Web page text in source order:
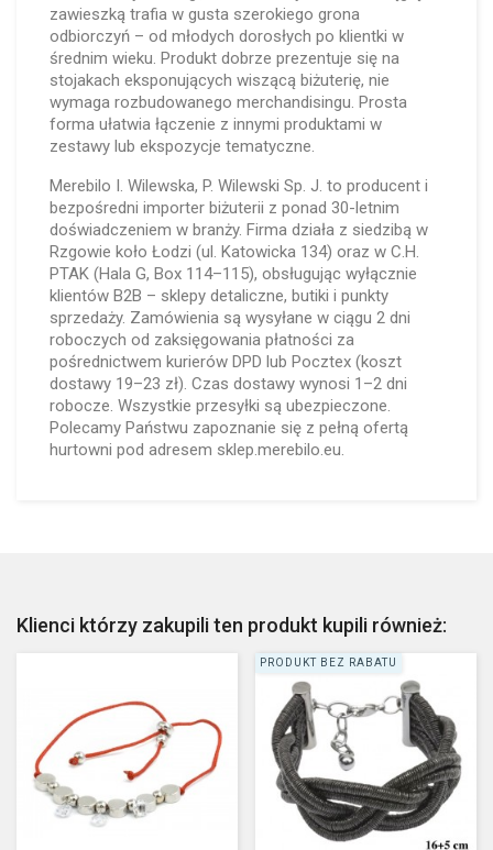
zawieszką trafia w gusta szerokiego grona
odbiorczyń – od młodych dorosłych po klientki w
średnim wieku. Produkt dobrze prezentuje się na
stojakach eksponujących wiszącą biżuterię, nie
wymaga rozbudowanego merchandisingu. Prosta
forma ułatwia łączenie z innymi produktami w
zestawy lub ekspozycje tematyczne.
Merebilo I. Wilewska, P. Wilewski Sp. J. to producent i
bezpośredni importer biżuterii z ponad 30-letnim
doświadczeniem w branży. Firma działa z siedzibą w
Rzgowie koło Łodzi (ul. Katowicka 134) oraz w C.H.
PTAK (Hala G, Box 114–115), obsługując wyłącznie
klientów B2B – sklepy detaliczne, butiki i punkty
sprzedaży. Zamówienia są wysyłane w ciągu 2 dni
roboczych od zaksięgowania płatności za
pośrednictwem kurierów DPD lub Pocztex (koszt
dostawy 19–23 zł). Czas dostawy wynosi 1–2 dni
robocze. Wszystkie przesyłki są ubezpieczone.
Polecamy Państwu zapoznanie się z pełną ofertą
hurtowni pod adresem sklep.merebilo.eu.
Klienci którzy zakupili ten produkt kupili również:
PRODUKT BEZ RABATU